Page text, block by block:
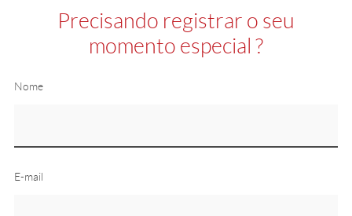
Precisando registrar o seu
momento especial ?
Nome
E-mail